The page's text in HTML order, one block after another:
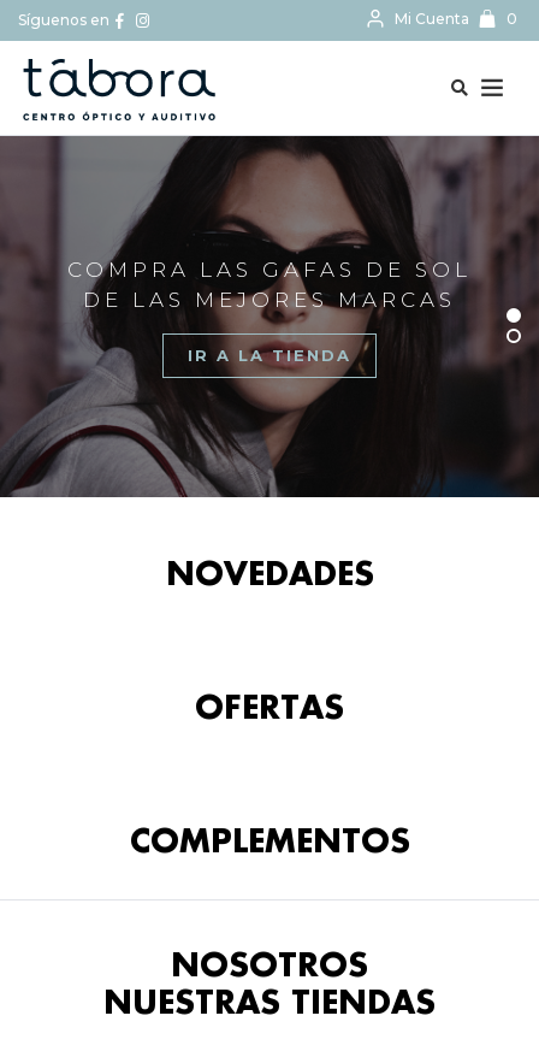
Síguenos en Mi Cuenta 0
COMPRA LAS GAFAS DE SOL
DE LAS MEJORES MARCAS
IR A LA TIENDA
NOVEDADES
OFERTAS
COMPLEMENTOS
NOSOTROS
NUESTRAS TIENDAS